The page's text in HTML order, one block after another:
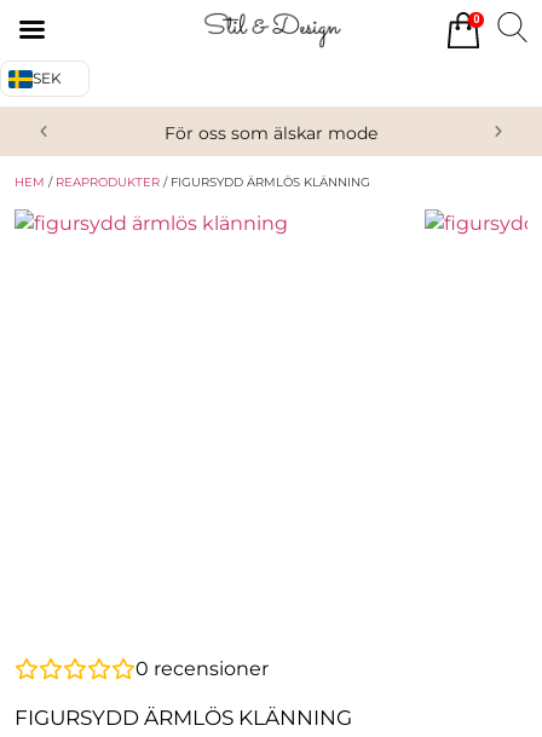
SEK
För oss som älskar mode
HEM / REAPRODUKTER / FIGURSYDD ÄRMLÖS KLÄNNING
0 recensioner
FIGURSYDD ÄRMLÖS KLÄNNING
0
Alla produkter
Om oss